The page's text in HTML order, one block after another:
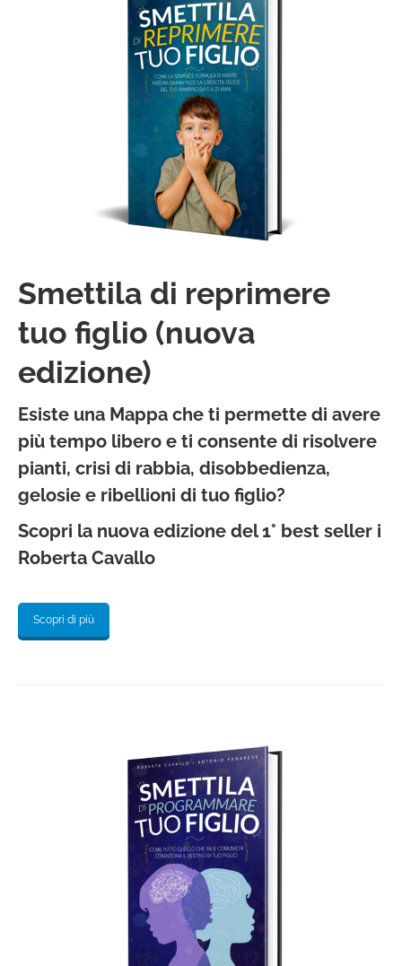
Smettila di reprimere
tuo figlio (nuova
edizione)
Esiste una Mappa che ti permette di avere
più tempo libero e ti consente di risolvere
pianti, crisi di rabbia, disobbedienza,
gelosie e ribellioni di tuo figlio?
Scopri la nuova edizione del 1° best seller i
Roberta Cavallo
Scopri di più